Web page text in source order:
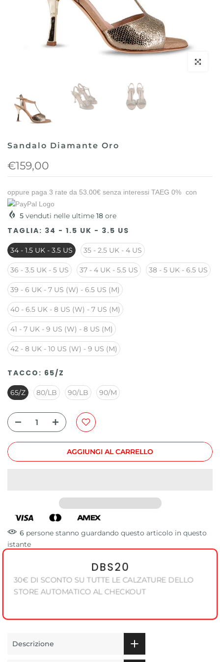
Clicca
Sandalo Diamante Oro
€159,00
oppure paga 3 rate da 53.00€ senza interessi TAEG 0% con
5 venduti nelle ultime 18 ore
TAGLIA: 34 - 1.5 UK - 3.5 US
34 - 1.5 UK - 3.5 US 35 - 2.5 UK - 4 US
36 - 3.5 UK - 5 US 37 - 4 UK - 5.5 US 38 - 5 UK - 6.5 US
39 - 6 UK - 7 US (W) - 6.5 US (M)
40 - 6.5 UK - 8 US (W) - 7 US (M)
41 - 7 UK - 9 US (W) - 8 US (M)
42 - 8 UK - 10 US (W) - 9 US (M)
TACCO: 65/Z
65/Z 80/LB 90/LB 90/M
AGGIUNGI AL CARRELLO
6 persone stanno guardando questo articolo in questo
istante
DBS20
30€ DI SCONTO SU TUTTE LE CALZATURE DELLO
STORE AUTOMATICO AL CHECKOUT
Descrizione